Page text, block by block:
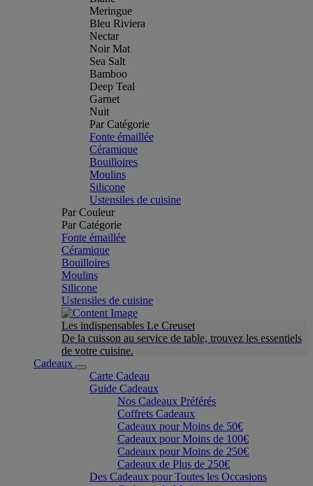
Meringue
Bleu Riviera
Nectar
Noir Mat
Sea Salt
Bamboo
Deep Teal
Garnet
Nuit
Par Catégorie
Fonte émaillée
Céramique
Bouilloires
Moulins
Silicone
Ustensiles de cuisine
Par Couleur
Par Catégorie
Fonte émaillée
Céramique
Bouilloires
Moulins
Silicone
Ustensiles de cuisine
Les indispensables Le Creuset
De la cuisson au service de table, trouvez les essentiels
de votre cuisine.
Cadeaux
Carte Cadeau
Guide Cadeaux
Nos Cadeaux Préférés
Coffrets Cadeaux
Cadeaux pour Moins de 50€
Cadeaux pour Moins de 100€
Cadeaux pour Moins de 250€
Cadeaux de Plus de 250€
Des Cadeaux pour Toutes les Occasions